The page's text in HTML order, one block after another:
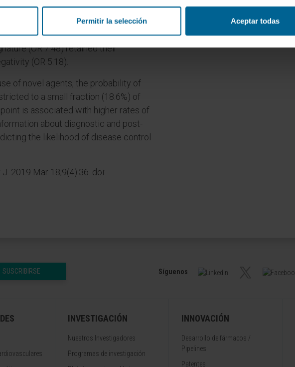
Permitir la selección Aceptar todas
= 0.001) and MGUS-like profile (OR
variables associated with long-term
depth of response (and MRD), Hb ≥
(OR 7.48) retained their
(OR 5.18).
of novel agents, the probability of
to a small fraction (18.6%) of
is associated with higher rates of
about diagnostic and post-
the likelihood of disease control
2019 Mar 18;9(4):36. doi:
SUSCRIBIRSE Síguenos
INVESTIGACIÓN
Nuestros Investigadores
Programas de investigación
INNOVACIÓN
Desarrollo de fármacos /
Pipelines
Patentes